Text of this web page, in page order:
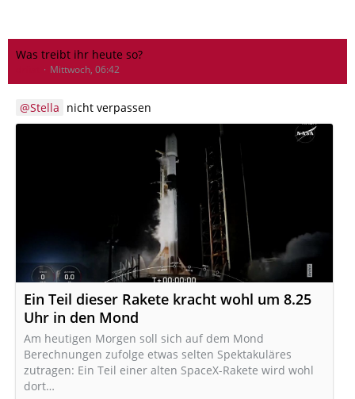
Was treibt ihr heute so?
Mittwoch, 06:42
Stella nicht verpassen
Ein Teil dieser Rakete kracht wohl um 8.25
Uhr in den Mond
Am heutigen Morgen soll sich auf dem Mond
Berechnungen zufolge etwas selten Spektakuläres
zutragen: Ein Teil einer alten SpaceX-Rakete wird wohl
dort…